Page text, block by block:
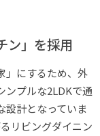
ン」を採用
」にするため、外
ンプルな2LDKで通
設計となっていま
リビングダイニン